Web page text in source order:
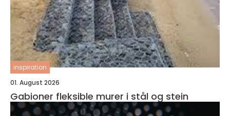
inspiration
01. August 2026
Gabioner fleksible murer i stål og stein